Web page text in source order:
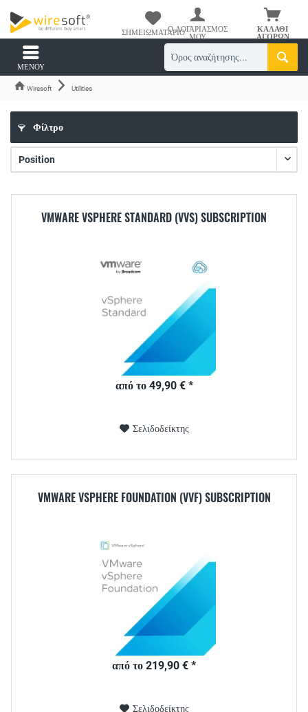
ΚΑΛΆΘΙ
ΑΓΟΡΏΝ
ΣΗΜΕΙΩΜΑΤΆΡΙΟΟ ΛΟΓΑΡΙΑΣΜΌΣ
ΜΟΥ
ΜΕΝΟΎ
Wiresoft Utilities
Φίλτρο
VMWARE VSPHERE STANDARD (VVS) SUBSCRIPTION
από το 49,90 € *
Σελιδοδείκτης
VMWARE VSPHERE FOUNDATION (VVF) SUBSCRIPTION
από το 219,90 € *
Σελιδοδείκτης